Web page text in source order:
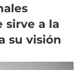
sirve a la
su visión